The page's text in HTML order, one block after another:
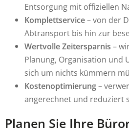
Entsorgung mit offiziellen
Komplettservice– von der
Abtransport bis hin zur
Wertvolle Zeitersparnis –
Planung, Organisation und
sich um nichts kümmern
Kostenoptimierung–
angerechnet und reduziert
Planen Sie Ihre